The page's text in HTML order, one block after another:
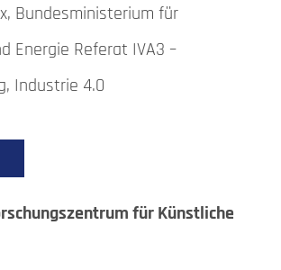
Bundesministerium für
Energie Referat IVA3 –
Industrie 4.0
für Künstliche